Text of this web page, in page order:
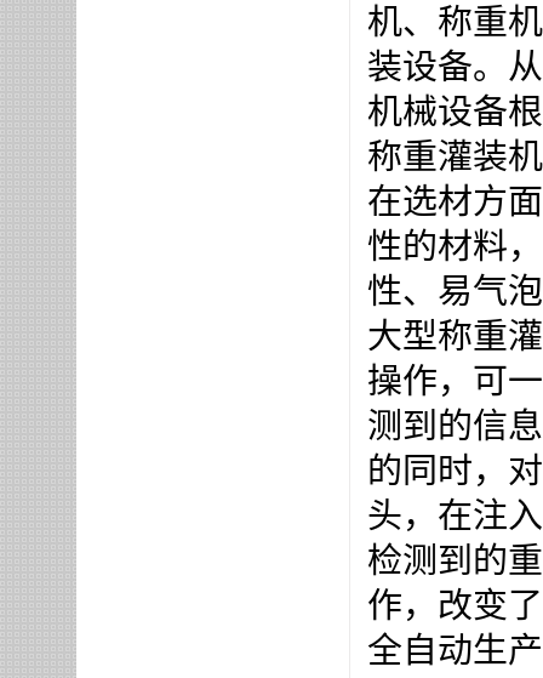
机、称重
装设备。
机械设备
称重灌装
在选材方
性的材料
性、易气
大型称重
操作，可
测到的信
的同时，
头，在注
检测到的
作，改变
全自动生